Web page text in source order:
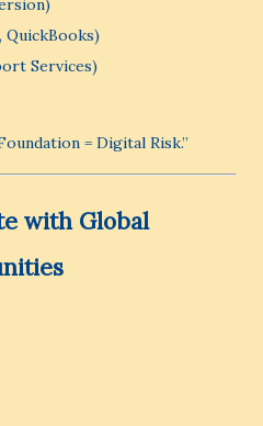
QuickBooks)
Services)
= Digital Risk.”
with Global